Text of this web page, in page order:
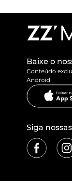
Baixe o
Conteúdo
Android
Siga